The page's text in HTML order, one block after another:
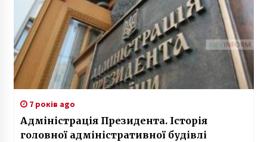
7 років ago
Адміністрація Президента. Історія
головної адміністративної будівлі